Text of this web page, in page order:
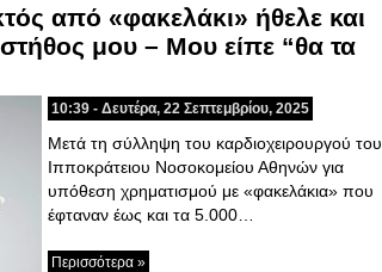
από «φακελάκι» ήθελε και
μου – Μου είπε “θα τα
10:39 - Δευτέρα, 22 Σεπτεμβρίου, 2025
Μετά τη σύλληψη του καρδιοχειρουργού του
Ιπποκράτειου Νοσοκομείου Αθηνών για
υπόθεση χρηματισμού με «φακελάκια» που
έφταναν έως και τα 5.000…
Περισσότερα »